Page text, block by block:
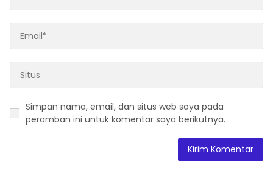
Simpan nama, email, dan situs web saya pada
peramban ini untuk komentar saya berikutnya.